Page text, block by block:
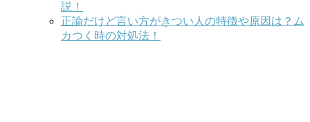
説！
正論だけど言い方がきつい人の特徴や原因は？ム
カつく時の対処法！